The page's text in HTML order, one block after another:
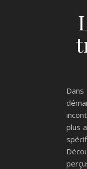
plus